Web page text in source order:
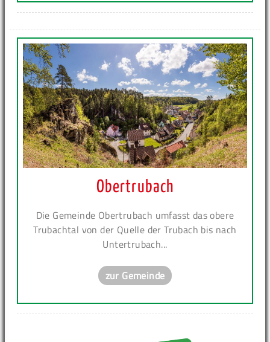
Obertrubach
Die Gemeinde Obertrubach umfasst das obere
Trubachtal von der Quelle der Trubach bis nach
Untertrubach...
zur Gemeinde